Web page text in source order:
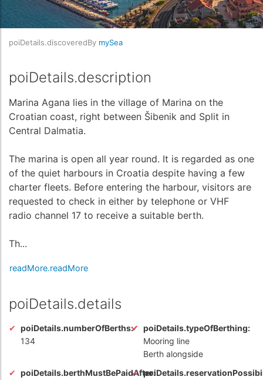
poiDetails.discoveredBy mySea
poiDetails.description
Marina Agana lies in the village of Marina on the
Croatian coast, right between Šibenik and Split in
Central Dalmatia.
The marina is open all year round. It is regarded as one
of the quiet harbours in Croatia despite having a few
charter fleets. Before entering the harbour, visitors are
requested to check in either by telephone or VHF
radio channel 17 to receive a suitable berth.
Th...
readMore.readMore
poiDetails.details
poiDetails.numberOfBerths:
134
poiDetails.typeOfBerthing:
Mooring line
Berth alongside
poiDetails.berthMustBePaidAfter: